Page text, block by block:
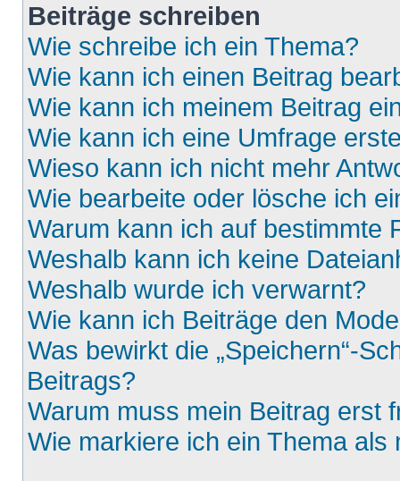
Beiträge schreiben
Wie schreibe ich ein Thema?
Wie kann ich einen Beitrag
Wie kann ich meinem Beitrag
Wie kann ich eine Umfrage
Wieso kann ich nicht mehr
Wie bearbeite oder lösche ich
Warum kann ich auf bestimmte
Weshalb kann ich keine
Weshalb wurde ich verwarnt?
Wie kann ich Beiträge den
Was bewirkt die „Speichern“-
Beitrags?
Warum muss mein Beitrag erst
Wie markiere ich ein Thema als